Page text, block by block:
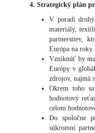
4. Strategický plán
V poradí
materiály,
partnerstiev,
Európa na roky
Vzniknúť by
Európy v
zdrojov, najmä
Okrem toho
hodnotový
celom
Do spoločne
súkromní